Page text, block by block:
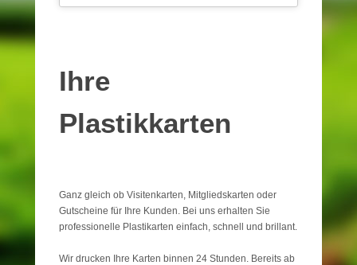
Ihre
Plastikkarten
Ganz gleich ob Visitenkarten, Mitgliedskarten oder
Gutscheine für Ihre Kunden. Bei uns erhalten Sie
professionelle Plastikarten einfach, schnell und brillant.
Wir drucken Ihre Karten binnen 24 Stunden. Bereits ab